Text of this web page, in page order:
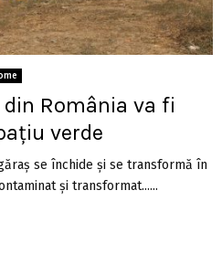
România va fi
verde
se închide și se transformă în
și transformat......